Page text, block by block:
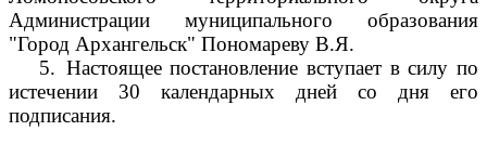
Администрации муниципального образования
"Город Архангельск" Пономареву В.Я.
5. Настоящее постановление вступает в силу по
истечении 30 календарных дней со дня его
подписания.